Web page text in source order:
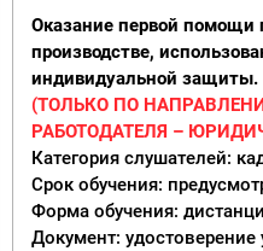
Оказание первой помощи
производстве,
индивидуальной защиты.
(ТОЛЬКО ПО
РАБОТОДАТЕЛЯ –
Категория слушателей:
Срок обучения:
Форма обучения:
Документ: удостоверение